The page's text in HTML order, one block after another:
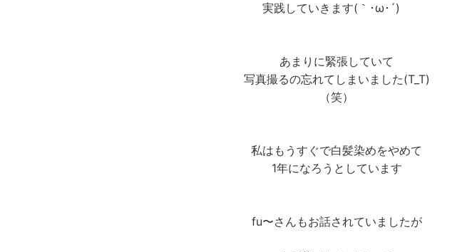
実践していきます(｀･ω･´)ゞ
あまりに緊張していて
写真撮るの忘れてしまいました(T_T)
（笑）
私はもうすぐで白髪染めをやめて
1年になろうとしています
fu〜さんもお話されていましたが